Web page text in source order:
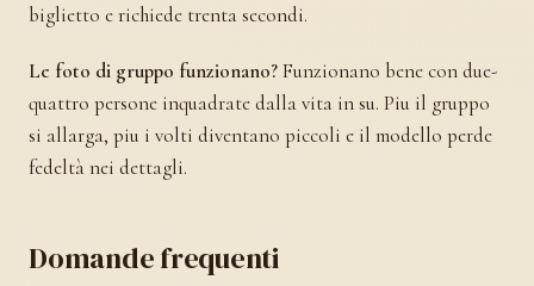
biglietto e richiede trenta secondi.
Le foto di gruppo funzionano?Funzionano bene con due-
quattro persone inquadrate dalla vita in su. Piu il gruppo
si allarga, piu i volti diventano piccoli e il modello perde
fedeltà nei dettagli.
Domande frequenti